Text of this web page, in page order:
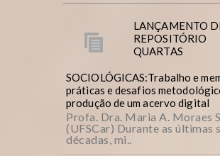
LANÇAMENTO
REPOSITÓRIO
QUARTAS
SOCIOLÓGICAS:Trabalho e
práticas e desafios
produção de um acervo digital
Profa. Dra. Maria A. Moraes
(UFSCar) Durante as últimas
décadas, mi..